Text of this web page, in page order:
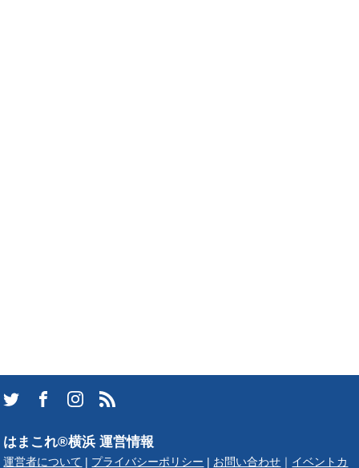
はまこれ®横浜 運営情報
運営者について プライバシーポリシー お問い合わせ イベントカ